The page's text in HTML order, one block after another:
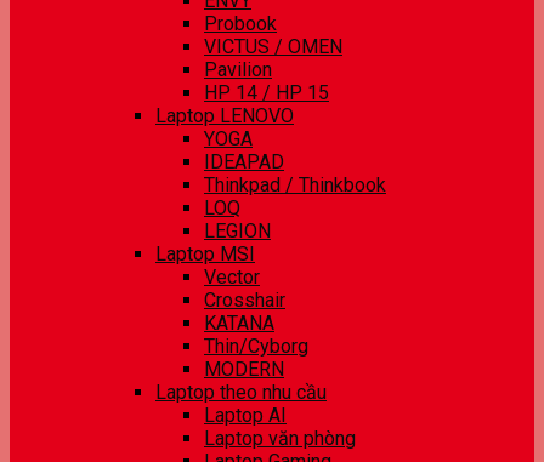
Probook
VICTUS / OMEN
Pavilion
HP 14 / HP 15
Laptop LENOVO
YOGA
IDEAPAD
Thinkpad / Thinkbook
LOQ
LEGION
Laptop MSI
Vector
Crosshair
KATANA
Thin/Cyborg
MODERN
Laptop theo nhu cầu
Laptop AI
Laptop văn phòng